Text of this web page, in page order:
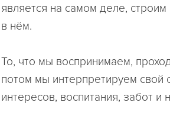
является на самом деле,
в нём.
То, что мы воспринимаем,
потом мы интерпретируем свой
интересов, воспитания, забот и